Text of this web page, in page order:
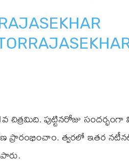
చిత్రమిది. పుట్టినరోజు
త్వరలో ఇతర